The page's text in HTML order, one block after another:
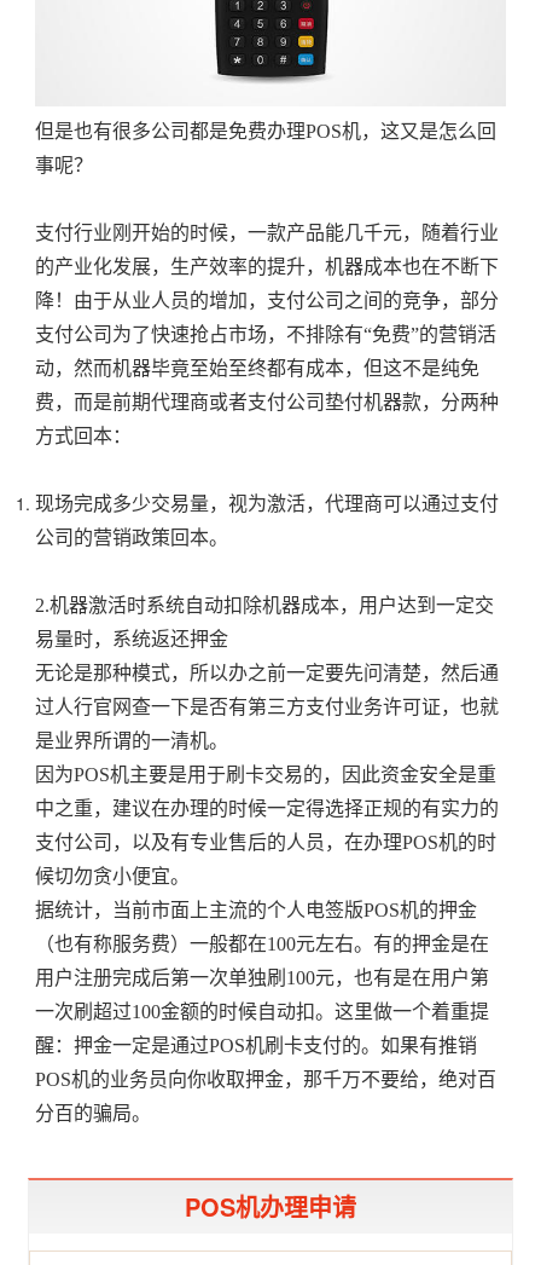
但是也有很多公司都是免费办理POS机，这又是怎么回
事呢？
支付行业刚开始的时候，一款产品能几千元，随着行业
的产业化发展，生产效率的提升，机器成本也在不断下
降！由于从业人员的增加，支付公司之间的竞争，部分
支付公司为了快速抢占市场，不排除有“免费”的营销活
动，然而机器毕竟至始至终都有成本，但这不是纯免
费，而是前期代理商或者支付公司垫付机器款，分两种
方式回本：
现场完成多少交易量，视为激活，代理商可以通过支付
公司的营销政策回本。
2.机器激活时系统自动扣除机器成本，用户达到一定交
易量时，系统返还押金
无论是那种模式，所以办之前一定要先问清楚，然后通
过人行官网查一下是否有第三方支付业务许可证，也就
是业界所谓的一清机。
因为POS机主要是用于刷卡交易的，因此资金安全是重
中之重，建议在办理的时候一定得选择正规的有实力的
支付公司，以及有专业售后的人员，在办理POS机的时
候切勿贪小便宜。
据统计，当前市面上主流的个人电签版POS机的押金
（也有称服务费）一般都在100元左右。有的押金是在
用户注册完成后第一次单独刷100元，也有是在用户第
一次刷超过100金额的时候自动扣。这里做一个着重提
醒：押金一定是通过POS机刷卡支付的。如果有推销
POS机的业务员向你收取押金，那千万不要给，绝对百
分百的骗局。
POS机办理申请